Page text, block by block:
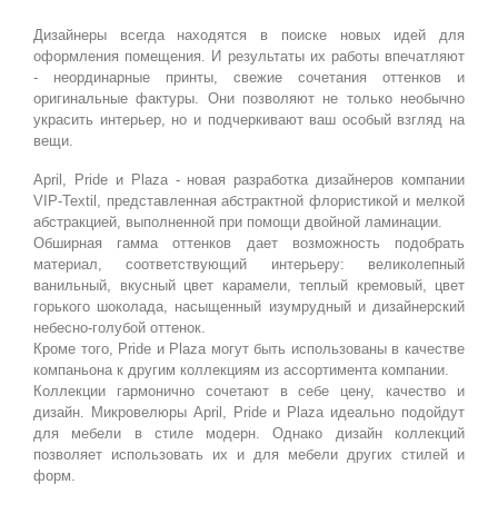
Дизайнеры всегда находятся в поиске новых идей для
оформления помещения. И результаты их работы впечатляют
- неординарные принты, свежие сочетания оттенков и
оригинальные фактуры. Они позволяют не только необычно
украсить интерьер, но и подчеркивают ваш особый взгляд на
вещи.
April, Pride и Plaza - новая разработка дизайнеров компании
VIP-Textil, представленная абстрактной флористикой и мелкой
абстракцией, выполненной при помощи двойной ламинации.
Обширная гамма оттенков дает возможность подобрать
материал, соответствующий интерьеру: великолепный
ванильный, вкусный цвет карамели, теплый кремовый, цвет
горького шоколада, насыщенный изумрудный и дизайнерский
небесно-голубой оттенок.
Кроме того, Pride и Plaza могут быть использованы в качестве
компаньона к другим коллекциям из ассортимента компании.
Коллекции гармонично сочетают в себе цену, качество и
дизайн. Микровелюры April, Pride и Plaza идеально подойдут
для мебели в стиле модерн. Однако дизайн коллекций
позволяет использовать их и для мебели других стилей и
форм.